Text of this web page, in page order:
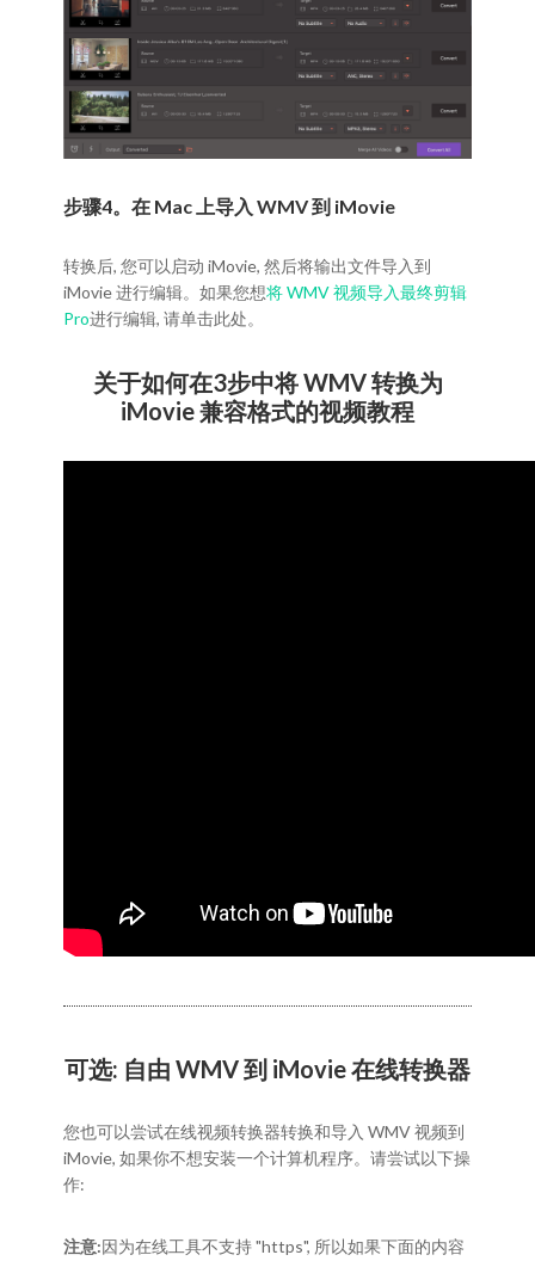
步骤4。在 Mac 上导入 WMV 到 iMovie
转换后, 您可以启动 iMovie, 然后将输出文件导入到
iMovie 进行编辑。如果您想将 WMV 视频导入最终剪辑
Pro进行编辑, 请单击此处。
关于如何在3步中将 WMV 转换为
iMovie 兼容格式的视频教程
可选: 自由 WMV 到 iMovie 在线转换器
您也可以尝试在线视频转换器转换和导入 WMV 视频到
iMovie, 如果你不想安装一个计算机程序。请尝试以下操
作:
注意:因为在线工具不支持 "https", 所以如果下面的内容